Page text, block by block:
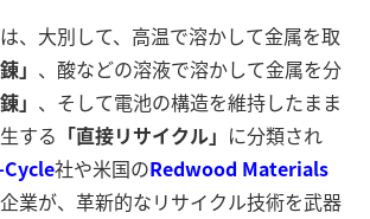
、大別して、高温で溶かして金属を取
」 、酸などの溶液で溶かして金属を分
」 、そして電池の構造を維持したまま
する 「直接リサイクル」 に分類され
社や米国のRedwood Materials
業が、革新的なリサイクル技術を武器